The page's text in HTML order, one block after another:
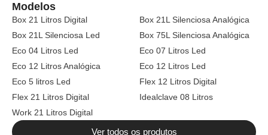
Modelos
Box 21 Litros Digital
Box 21L Silenciosa Analógica
Box 21L Silenciosa Led
Box 75L Silenciosa Analógica
Eco 04 Litros Led
Eco 07 Litros Led
Eco 12 Litros Analógica
Eco 12 Litros Led
Eco 5 litros Led
Flex 12 Litros Digital
Flex 21 Litros Digital
Idealclave 08 Litros
Work 21 Litros Digital
Ver todos os produtos